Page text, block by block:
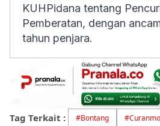
KUHPidana tentang
Pemberatan, dengan
tahun penjara.
Tag Terkait : #Bontang #